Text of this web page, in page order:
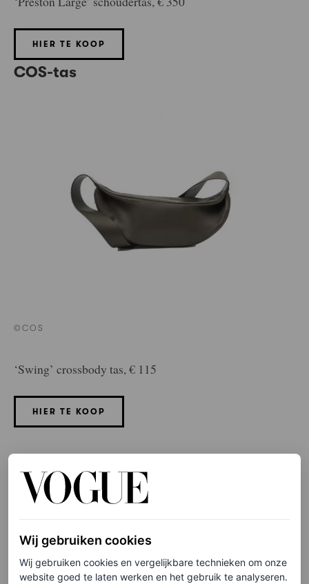
HIER TE KOOP
COS-tas
©COS
‘Swing’ crossbody tas, € 115
HIER TE KOOP
Wij gebruiken cookies
Wij gebruiken cookies en vergelijkbare technieken om onze
website goed te laten werken en het gebruik te analyseren.